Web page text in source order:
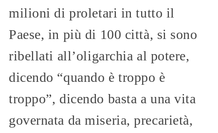
milioni di proletari in tutto il
Paese, in più di 100 città, si sono
ribellati all’oligarchia al potere,
dicendo “quando è troppo è
troppo”, dicendo basta a una vita
governata da miseria, precarietà,